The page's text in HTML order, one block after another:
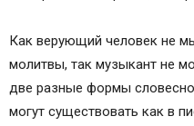
Как верующий человек не
молитвы, так музыкант не
две разные формы
могут существовать как в